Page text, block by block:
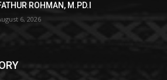
ROHMAN, M.PD.I
6, 2026